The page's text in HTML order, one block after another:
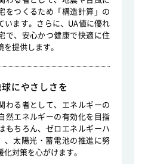
をつくるため「構造計算」の
います。さらに、UA値に優れ
で、安心かつ健康で快適に住
提供します。
にやさしさを
わる者として、エネルギーの
然エネルギーの有効化を目指
もちろん、ゼロエネルギーハ
、太陽光・蓄電池の推進に努
対策を心がけます。